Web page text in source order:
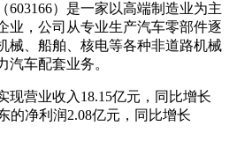
603166）是一家以高端制造业为主
业，公司从专业生产汽车零部件逐
械、船舶、核电等各种非道路机械
汽车配套业务。
现营业收入18.15亿元，同比增长
的净利润2.08亿元，同比增长